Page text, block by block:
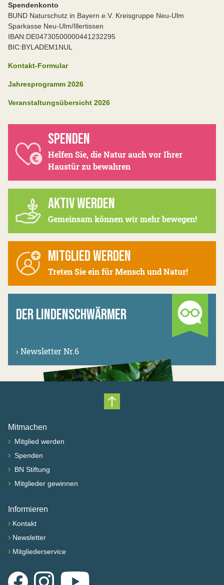
Spendenkonto
BUND Naturschutz in Bayern e.V. Kreisgruppe Neu-Ulm
Sparkasse Neu-Ulm/Illertissen
IBAN:DE04730500000441232295
BIC:BYLADEM1NUL
Kontakt-Formular
Jahresprogramm 2026
Veranstaltungsübersicht 2026
SPENDEN
Helfen Sie, die Natur auch vor Ihrer
Haustür zu bewahren
AKTIV WERDEN
Gemeinsam können wir mehr bewegen!
MITGLIED WERDEN
Treten Sie ein für Mensch und Natur!
DER LINDENSCHWÄRMER
› Newsletter Nr.6
Nach oben scrollen
Mitmachen
› Mitglied werden
› Spenden
› BN Stiftung
› Mitglieder gewinnen
Informieren
› Kontakt
› Newsletter
› Mitgliederservice
FacebookInstagramYouTube